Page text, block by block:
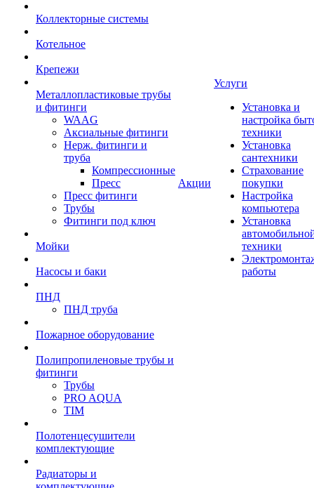
Коллекторные системы
Котельное
Крепежи
Металлопластиковые трубы
и фитинги
WAAG
Аксиальные фитинги
Нерж. фитинги и
труба
Компрессионные
Пресс
Пресс фитинги
Трубы
Фитинги под ключ
Мойки
Насосы и баки
ПНД
ПНД труба
Пожарное оборудование
Полипропиленовые трубы и
фитинги
Трубы
PRO AQUA
TIM
Полотенцесушители
комплектующие
Радиаторы и
Акции
Услуги
Установка и
настройка
техники
Установка
сантехники
Страхование
покупки
Настройка
компьютера
Установка
техники
работы